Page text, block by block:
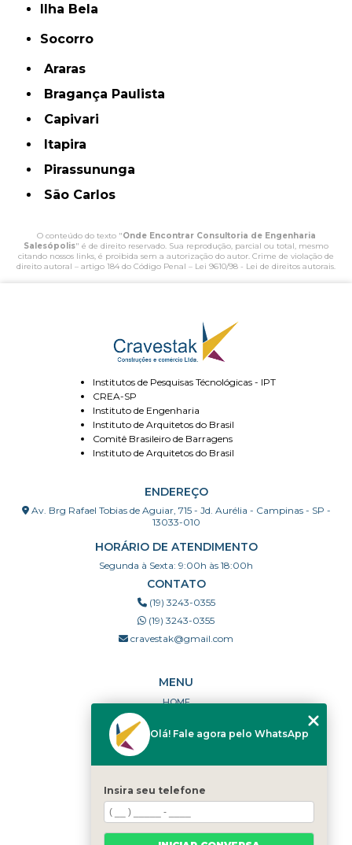
Ilha Bela
Socorro
Araras
Bragança Paulista
Capivari
Itapira
Pirassununga
São Carlos
O conteúdo do texto "Onde Encontrar Consultoria de Engenharia
Salesópolis" é de direito reservado. Sua reprodução, parcial ou total, mesmo
citando nossos links, é proibida sem a autorização do autor. Crime de violação de
direito autoral – artigo 184 do Código Penal – Lei 9610/98 - Lei de direitos autorais.
Institutos de Pesquisas Técnológicas - IPT
CREA-SP
Instituto de Engenharia
Instituto de Arquitetos do Brasil
Comitê Brasileiro de Barragens
Instituto de Arquitetos do Brasil
ENDEREÇO
Av. Brg Rafael Tobias de Aguiar, 715 - Jd. Aurélia - Campinas - SP -
13033-010
HORÁRIO DE ATENDIMENTO
Segunda à Sexta: 9:00h às 18:00h
CONTATO
(19) 3243-0355
(19) 3243-0355
cravestak@gmail.com
MENU
HOME
PORTFÓLIO
DÚVIDAS FREQUENTES
CATEGORIAS
MAPA DO SITE
Olá! Fale agora pelo WhatsApp
Insira seu telefone